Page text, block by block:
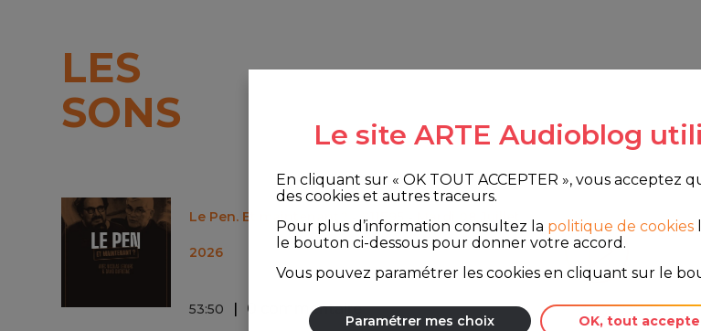
LES
SONS
Le Pen. Et maintenant ? - S11E95 - Mardi 08 Juillet
2026
53:50 0 commentaire
Le site ARTE Audioblog
En cliquant sur « OK TOUT ACCEPTER », vous acceptez
des cookies et autres traceurs.
Pour plus d’information consultez la politique de cookies
le bouton ci-dessous pour donner votre accord.
Vous pouvez paramétrer les cookies en cliquant sur le
Paramétrer mes choix OK, tout